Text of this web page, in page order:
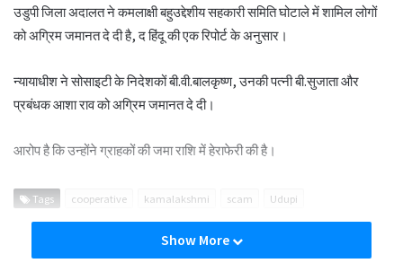
उडुपी जिला अदालत ने कमलाक्षी बहुउद्देशीय सहकारी समिति घोटाले में शामिल लोगों
को अग्रिम जमानत दे दी है, द हिंदू की एक रिपोर्ट के अनुसार।
न्यायाधीश ने सोसाइटी के निदेशकों बी.वी.बालकृष्ण, उनकी पत्नी बी.सुजाता और
प्रबंधक आशा राव को अग्रिम जमानत दे दी।
आरोप है कि उन्होंने ग्राहकों की जमा राशि में हेराफेरी की है।
Tags cooperative kamalakshmi scam Udupi
Show More